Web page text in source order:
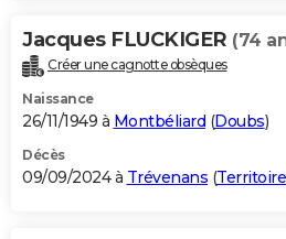
Jacques FLUCKIGER (74
Créer une cagnotte obsèques
Naissance
26/11/1949 à Montbéliard (Doubs)
Décès
09/09/2024 à Trévenans (